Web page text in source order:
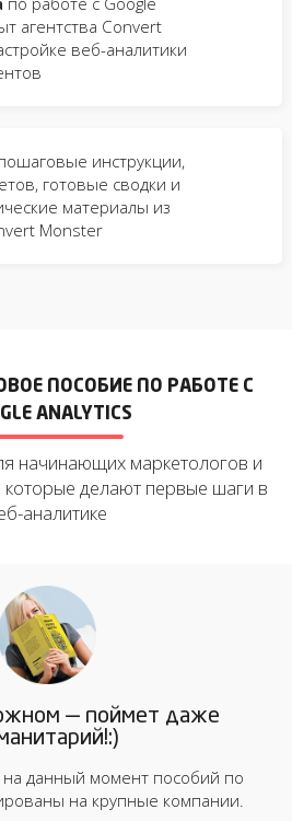
агентства Convert
веб-аналитики
инструкции,
готовые сводки и
материалы из
Monster
ПОСОБИЕ ПО РАБОТЕ С
ANALYTICS
начинающих маркетологов и
которые делают первые шаги в
аналитике
— поймет даже
данный момент пособий по
на крупные компании.